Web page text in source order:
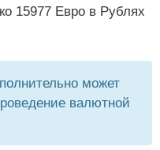
15977 Евро в Рублях
может
валютной